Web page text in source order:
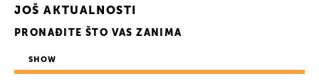
JOŠ AKTUALNOSTI
PRONAĐITE ŠTO VAS ZANIMA
SHOW